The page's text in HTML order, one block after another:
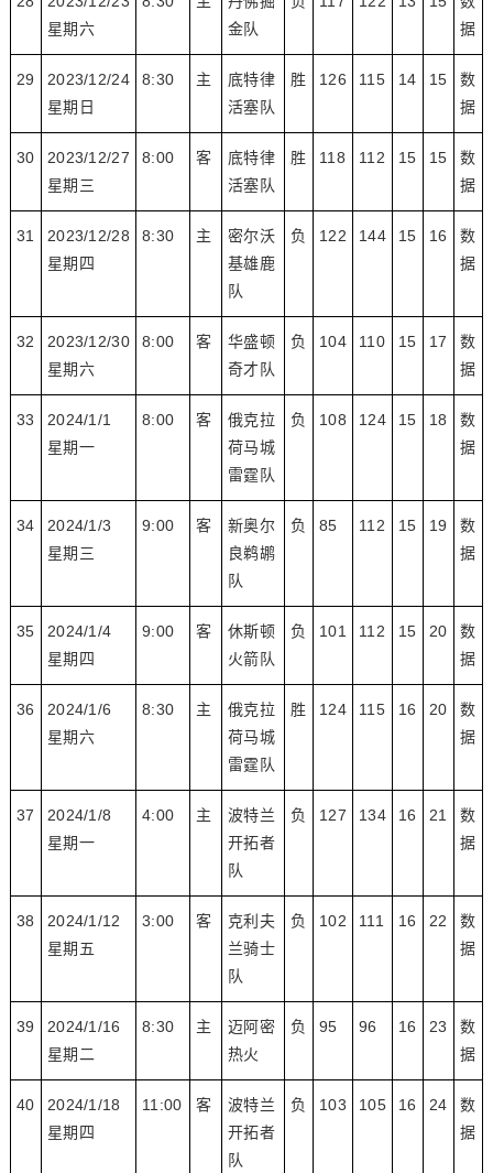
星期六
金队
据
29
2023/12/24
星期日
8:30 主
底特律
活塞队
胜 126 115 14 15
数
据
30
2023/12/27
星期三
8:00 客
底特律
活塞队
胜 118 112 15 15
数
据
31
2023/12/28
星期四
8:30 主
密尔沃
基雄鹿
队
负 122 144 15 16
数
据
32
2023/12/30
星期六
8:00 客
华盛顿
奇才队
负 104 110 15 17
数
据
33
2024/1/1
星期一
8:00 客
俄克拉
荷马城
雷霆队
负 108 124 15 18
数
据
34
2024/1/3
星期三
9:00 客
新奥尔
良鹈鹕
队
负 85 112 15 19
数
据
35
2024/1/4
星期四
9:00 客
休斯顿
火箭队
负 101 112 15 20
数
据
36
2024/1/6
星期六
8:30 主
俄克拉
荷马城
雷霆队
胜 124 115 16 20
数
据
37
2024/1/8
星期一
4:00 主
波特兰
开拓者
队
负 127 134 16 21
数
据
38
2024/1/12
星期五
3:00 客
克利夫
兰骑士
队
负 102 111 16 22
数
据
39
2024/1/16
星期二
8:30 主
迈阿密
热火
负 95 96 16 23
数
据
40
2024/1/18
星期四
11:00 客
波特兰
开拓者
队
负 103 105 16 24
数
据